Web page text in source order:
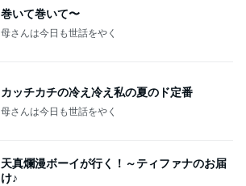
巻いて巻いて〜
母さんは今日も世話をやく
カッチカチの冷え冷え私の夏のド定番
母さんは今日も世話をやく
天真爛漫ボーイが行く！～ティファナのお届
け♪